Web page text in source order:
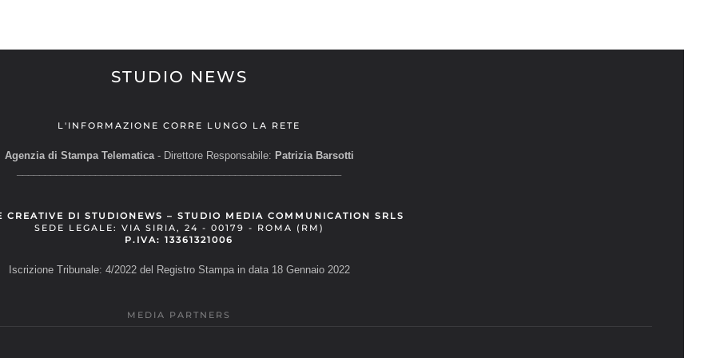
STUDIO NEWS
L'INFORMAZIONE CORRE LUNGO LA RETE
Agenzia di Stampa Telematica- Direttore Responsabile: Patrizia Barsotti
CREATIVE DI STUDIONEWS – STUDIO MEDIA COMMUNICATION SRLS
SEDE LEGALE: VIA SIRIA, 24 - 00179 - ROMA (RM)
P.IVA: 13361321006
Iscrizione Tribunale: 4/2022 del Registro Stampa in data 18 Gennaio 2022
MEDIA PARTNERS